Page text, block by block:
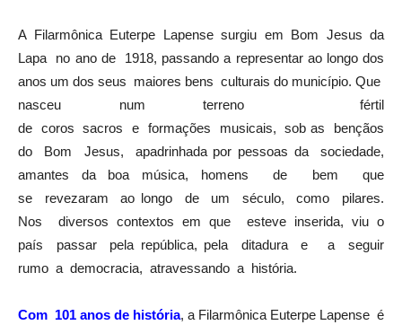
A Filarmônica Euterpe Lapense surgiu em Bom Jesus da
Lapa no ano de 1918, passando a representar ao longo dos
anos um dos seus maiores bens culturais do município. Que
nasceu num terreno fértil
de coros sacros e formações musicais, sob as bençãos
do Bom Jesus, apadrinhada por pessoas da sociedade,
amantes da boa música, homens de bem que
se revezaram ao longo de um século, como pilares.
Nos diversos contextos em que esteve inserida, viu o
país passar pela república, pela ditadura e a seguir
rumo a democracia, atravessando a história.
Com 101 anos de história, a Filarmônica Euterpe Lapense é